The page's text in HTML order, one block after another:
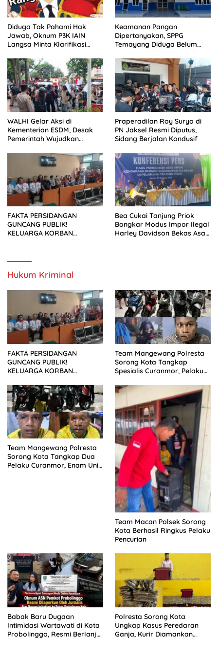
Diduga Tak Pahami Hak
Jawab, Oknum P3K IAIN
Langsa Minta Klarifikasi
Keamanan Pangan
Dipertanyakan, SPPG
Temayang Diduga Belum
WALHI Gelar Aksi di
Kementerian ESDM, Desak
Pemerintah Wujudkan
Praperadilan Roy Suryo di
PN Jaksel Resmi Diputus,
Sidang Berjalan Kondusif
FAKTA PERSIDANGAN
GUNCANG PUBLIK!
KELUARGA KORBAN
DITUNDA
Bea Cukai Tanjung Priok
Bongkar Modus Impor Ilegal
Harley Davidson Bekas Asal
Hukum Kriminal
FAKTA PERSIDANGAN
GUNCANG PUBLIK!
KELUARGA KORBAN
SETELAH SIDANG TUNTUTAN
DITUNDA
Team Mangewang Polresta
Sorong Kota Tangkap
Spesialis Curanmor, Pelaku
Team Mangewang Polresta
Sorong Kota Tangkap Dua
Pelaku Curanmor, Enam Unit
Team Macan Polsek Sorong
Kota Berhasil Ringkus Pelaku
Pencurian
Babak Baru Dugaan
Intimidasi Wartawati di Kota
Probolinggo, Resmi Berlanjut
Polresta Sorong Kota
Ungkap Kasus Peredaran
Ganja, Kurir Diamankan